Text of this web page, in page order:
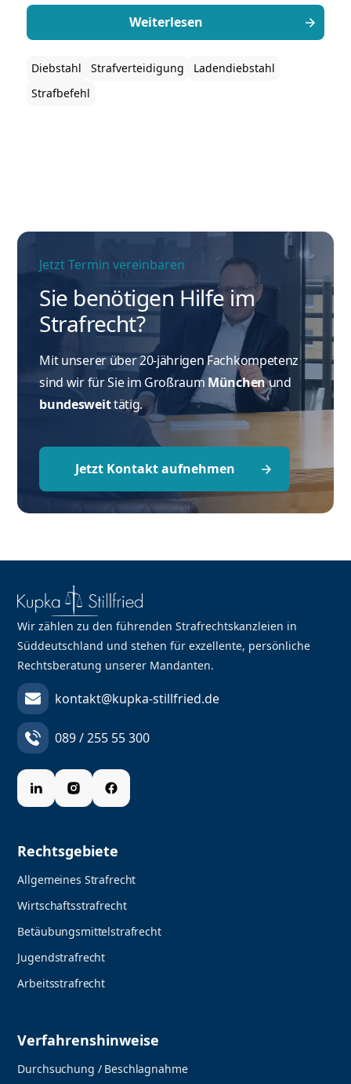
drohende Strafmaß sowie die Abgrenzung zu
anderen Eigentumsdelikten.
Weiterlesen
Diebstahl Strafverteidigung
Ladendiebstahl
Strafbefehl
Jetzt Termin vereinbaren
Sie benötigen Hilfe im
Strafrecht?
Mit unserer über 20-jährigen Fachkompetenz
sind wir für Sie im Großraum Münchenund
bundesweittätig.
Jetzt Kontakt aufnehmen
Wir zählen zu den führenden Strafrechtskanzleien in
Süddeutschland und stehen für exzellente, persönliche
Rechtsberatung unserer Mandanten.
kontakt@kupka-stillfried.de
089 / 255 55 300
Rechtsgebiete
Allgemeines Strafrecht
Wirtschaftsstrafrecht
Betäubungsmittelstrafrecht
Jugendstrafrecht
Arbeitsstrafrecht
Verfahrenshinweise
Durchsuchung / Beschlagnahme